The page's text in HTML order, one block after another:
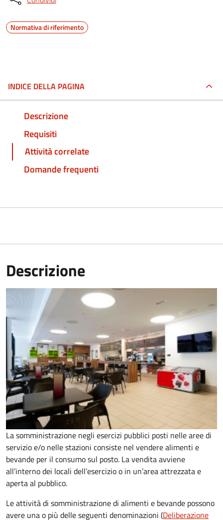
Normativa di riferimento
INDICE DELLA PAGINA
Descrizione
Requisiti
Attività correlate
Domande frequenti
Descrizione
La somministrazione negli esercizi pubblici posti nelle aree di
servizio e/o nelle stazioni consiste nel vendere alimenti e
bevande per il consumo sul posto. La vendita avviene
all’interno dei locali dell’esercizio o in un’area attrezzata e
aperta al pubblico.
Le attività di somministrazione di alimenti e bevande possono
avere una o più delle seguenti denominazioni (Deliberazione